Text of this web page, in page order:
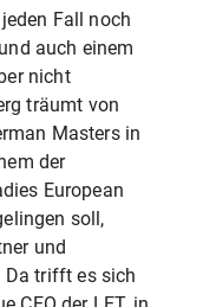
Fall noch
auch einem
nicht
träumt von
Masters in
der
European
soll,
und
Da trifft es sich